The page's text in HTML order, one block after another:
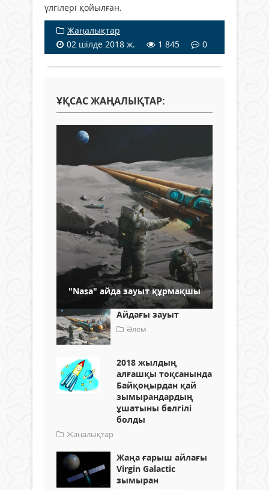
үлгілері қойылған.
Жаңалықтар
02 шілде 2018 ж.
1 845 0
ҰҚСАС ЖАҢАЛЫҚТАР:
"Nasa" айда зауыт құрмақшы
Айдағы зауыт
Әлем
2018 жылдың
алғашқы тоқсанында
Байқоңырдан қай
зымырандардың
ұшатыны белгілі
болды
Жаңалықтар
Жаңа ғарыш айлағы
Virgin Galactic
зымыран